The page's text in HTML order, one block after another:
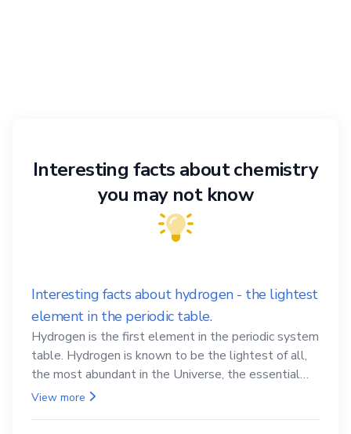
Interesting facts about chemistry
you may not know
Interesting facts about hydrogen - the lightest
element in the periodic table.
Hydrogen is the first element in the periodic system
table. Hydrogen is known to be the lightest of all,
the most abundant in the Universe, the essential
element for life
View more